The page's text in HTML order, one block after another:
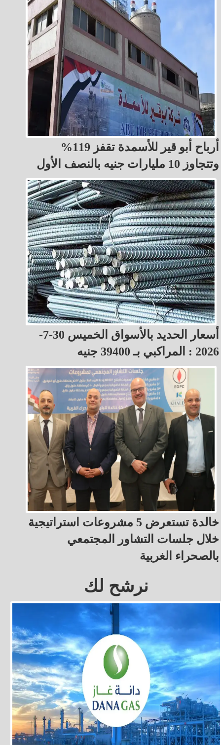
أرباح أبو قير للأسمدة تقفز 119%
وتتجاوز 10 مليارات جنيه بالنصف الأول
أسعار الحديد بالأسواق الخميس 30-7-
2026 : المراكبي بـ 39400 جنيه
خالدة تستعرض 5 مشروعات استراتيجية
خلال جلسات التشاور المجتمعي
بالصحراء الغربية
نرشح لك